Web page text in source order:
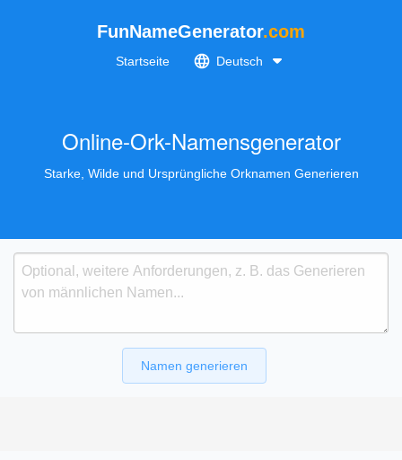
FunNameGenerator.com
Startseite Deutsch
Online-Ork-Namensgenerator
Starke, Wilde und Ursprüngliche Orknamen Generieren
Namen generieren